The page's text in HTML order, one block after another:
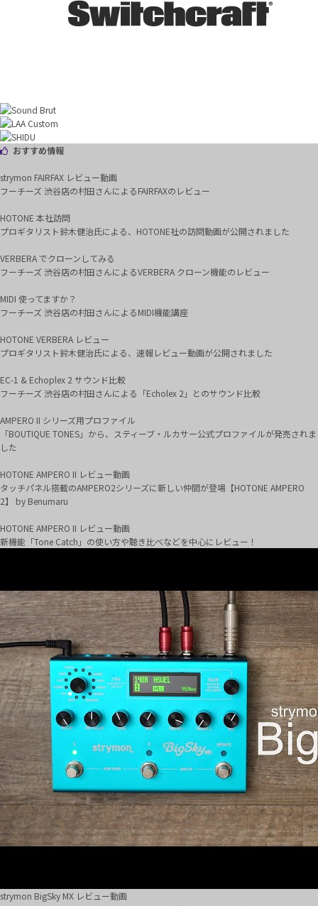
おすすめ情報
strymon FAIRFAX レビュー動画
フーチーズ 渋谷店の村田さんによるFAIRFAXのレビュー
HOTONE 本社訪問
プロギタリスト鈴木健治氏による、HOTONE社の訪問動画が公開されました
VERBERA でクローンしてみる
フーチーズ 渋谷店の村田さんによるVERBERA クローン機能のレビュー
MIDI 使ってますか？
フーチーズ 渋谷店の村田さんによるMIDI機能講座
HOTONE VERBERA レビュー
プロギタリスト鈴木健治氏による、速報レビュー動画が公開されました
EC-1 & Echoplex 2 サウンド比較
フーチーズ 渋谷店の村田さんによる「Echolex 2」とのサウンド比較
AMPERO II シリーズ用プロファイル
「BOUTIQUE TONES」から、スティーブ・ルカサー公式プロファイルが発売されま
した
HOTONE AMPERO II レビュー動画
タッチパネル搭載のAMPERO2シリーズに新しい仲間が登場【HOTONE AMPERO
2】 by Benumaru
HOTONE AMPERO II レビュー動画
新機能「Tone Catch」の使い方や聴き比べなどを中心にレビュー！
strymon BigSky MX レビュー動画